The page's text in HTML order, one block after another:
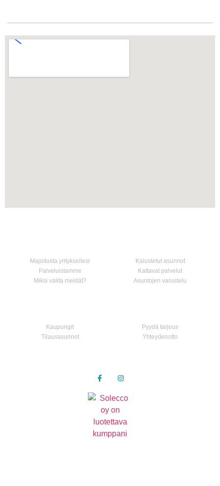
Majoitusta yrityksellesi
Palveluistamme
Miksi valita meidät?
Kalustetut asunnot
Kattavat palvelut
Asuntojen varustelu
Kaupungit
Tilausasunnot
Pyydä tarjous
Yhteydenotto